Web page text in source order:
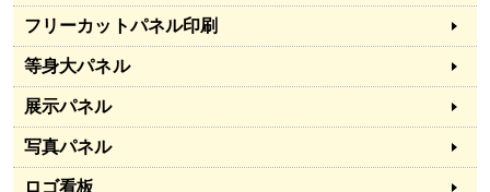
フリーカットパネル印刷
等身大パネル
展示パネル
写真パネル
ロゴ看板